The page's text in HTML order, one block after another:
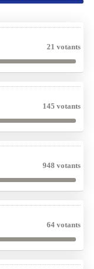
21 votants
145 votants
948 votants
64 votants